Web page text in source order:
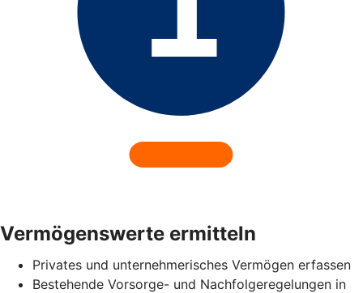
Vermögenswerte ermitteln
Privates und unternehmerisches Vermögen erfassen
Bestehende Vorsorge- und Nachfolgeregelungen in